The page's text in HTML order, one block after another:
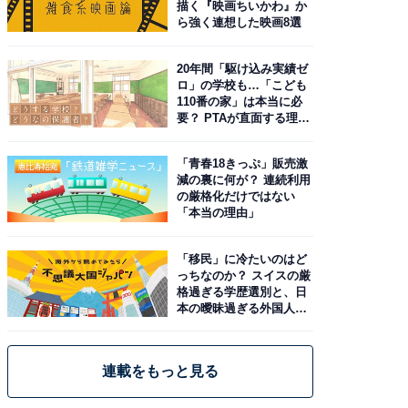
描く『映画ちいかわ』か
ら強く連想した映画8選
20年間「駆け込み実績ゼ
ロ」の学校も…「こども
110番の家」は本当に必
要？ PTAが直面する理想
「青春18きっぷ」販売激
減の裏に何が？ 連続利用
の厳格化だけではない
「本当の理由」
「移民」に冷たいのはど
っちなのか？ スイスの厳
格過ぎる学歴選別と、日
本の曖昧過ぎる外国人政
連載をもっと見る